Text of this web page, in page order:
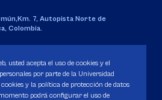
Km. 7, Autopista Norte de
Colombia.
130 del 14 de enero de 1980.
usted acepta el uso de cookies y el
por parte de la Universidad
y la política de protección de datos
podrá configurar el uso de